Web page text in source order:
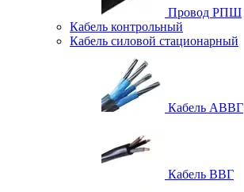
Провод РПШ
Кабель контрольный
Кабель силовой стационарный
Кабель АВВГ
Кабель ВВГ